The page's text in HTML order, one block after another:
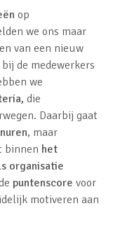
op
we ons maar
van een nieuw
de medewerkers
we
die
Daarbij gaat
, maar
binnen het
organisatie
puntenscore voor
motiveren aan